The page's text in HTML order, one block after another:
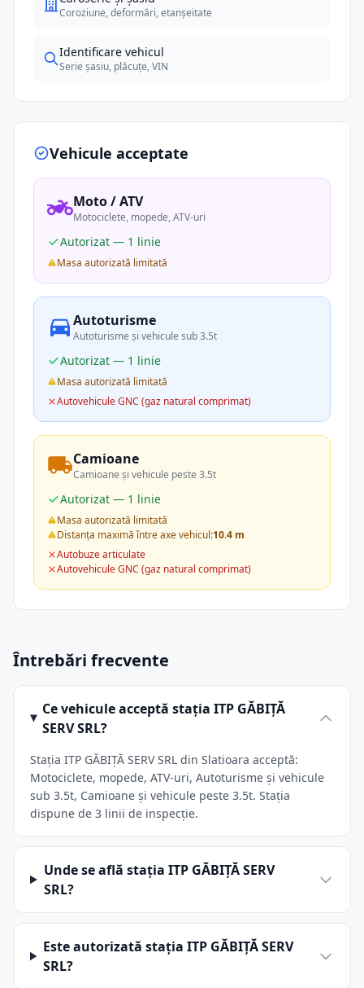
Coroziune, deformări, etanșeitate
Identificare vehicul
Serie șasiu, plăcuțe, VIN
Vehicule acceptate
Moto / ATV
Motociclete, mopede, ATV-uri
Autorizat — 1 linie
Masa autorizată limitată
Autoturisme
Autoturisme și vehicule sub 3.5t
Autorizat — 1 linie
Masa autorizată limitată
Autovehicule GNC (gaz natural comprimat)
Camioane
Camioane și vehicule peste 3.5t
Autorizat — 1 linie
Masa autorizată limitată
Distanța maximă între axe vehicul:10.4 m
Autobuze articulate
Autovehicule GNC (gaz natural comprimat)
Întrebări frecvente
Ce vehicule acceptă stația ITP GĂBIŢĂ
SERV SRL?
Stația ITP GĂBIŢĂ SERV SRL din Slatioara acceptă:
Motociclete, mopede, ATV-uri, Autoturisme și vehicule
sub 3.5t, Camioane și vehicule peste 3.5t. Stația
dispune de 3 linii de inspecție.
Unde se află stația ITP GĂBIŢĂ SERV
SRL?
Este autorizată stația ITP GĂBIŢĂ SERV
SRL?